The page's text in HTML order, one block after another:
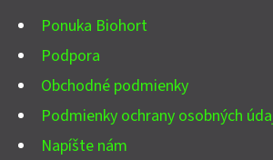
Ponuka Biohort
Podpora
Obchodné podmienky
Podmienky ochrany osobných
Napíšte nám